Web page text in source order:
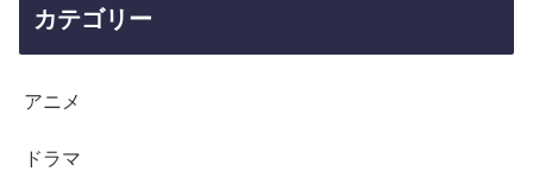
カテゴリー
アニメ
ドラマ